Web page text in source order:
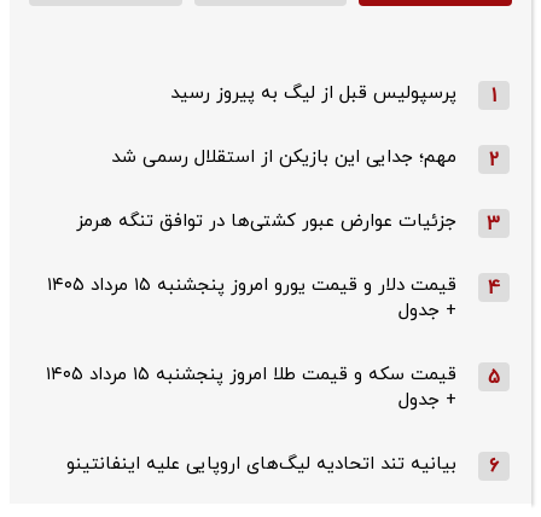
1 پرسپولیس قبل از لیگ به پیروز رسید
2 مهم؛ جدایی این بازیکن از استقلال رسمی شد
3 جزئیات عوارض عبور کشتی‌ها در توافق تنگه هرمز
4
قیمت دلار و قیمت یورو امروز پنجشنبه ۱۵ مرداد ۱۴۰۵
+ جدول
5
قیمت سکه و قیمت طلا امروز پنجشنبه ۱۵ مرداد ۱۴۰۵
+ جدول
6 بیانیه تند اتحادیه لیگ‌های اروپایی علیه اینفانتینو